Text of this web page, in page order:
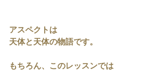
アスペクトは
天体と天体の物語です。
もちろん、このレッスンでは